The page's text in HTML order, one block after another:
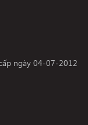
ngày 04-07-2012